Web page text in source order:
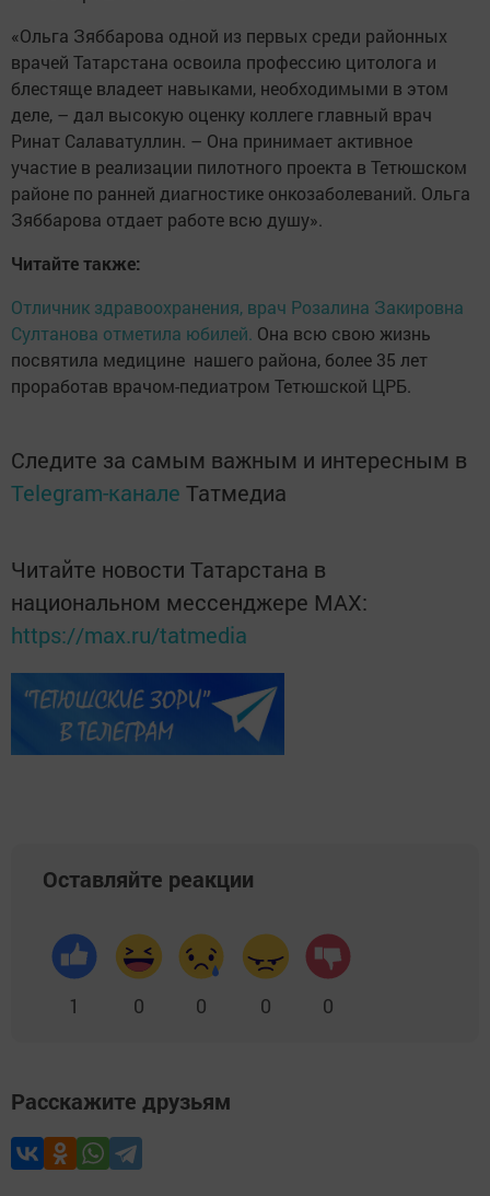
«Ольга Зяббарова одной из первых среди районных
врачей Татарстана освоила профессию цитолога и
блестяще владеет навыками, необходимыми в этом
деле, – дал высокую оценку коллеге главный врач
Ринат Салаватуллин. – Она принимает активное
участие в реализации пилотного проекта в Тетюшском
рай­оне по ранней диагностике онкозаболеваний. Ольга
Зяббарова отдает работе всю душу».
Читайте также:
Отличник здравоохранения, врач Розалина Закировна
Султанова отметила юбилей. Она всю свою жизнь
посвятила медицине нашего района, более 35 лет
проработав врачом-педиатром Тетюшской ЦРБ.
Следите за самым важным и интересным в
Telegram-канале Татмедиа
Читайте новости Татарстана в
национальном мессенджере MАХ:
https://max.ru/tatmedia
Оставляйте реакции
1 0 0 0 0
Расскажите друзьям